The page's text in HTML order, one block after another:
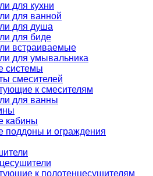
для кухни
для ванной
для душа
для биде
встраиваемые
для умывальника
системы
смесителей
к смесителям
для ванны
кабины
поддоны и ограждения
к полотенцесушителям